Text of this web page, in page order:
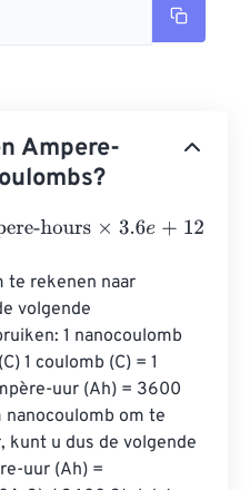
Ampere-
×3.6e +12
te rekenen naar
volgende
1 nanocoulomb
1 coulomb (C) = 1
uur (Ah) = 3600
nanocoulomb om te
kunt u dus de volgende
uur (Ah) =